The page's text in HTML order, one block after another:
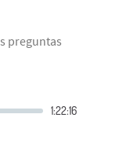
preguntas